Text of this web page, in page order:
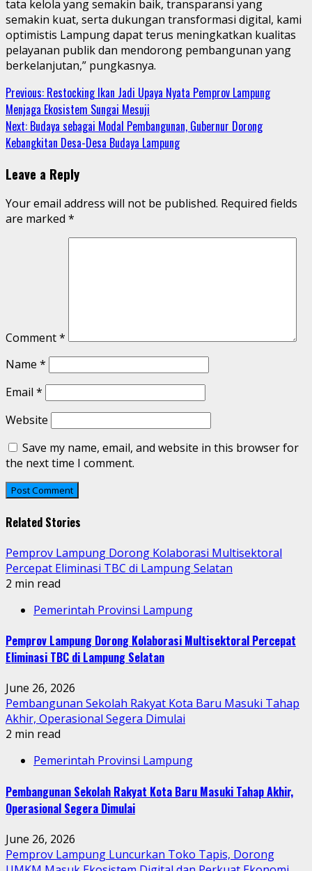
tata kelola yang semakin baik, transparansi yang
semakin kuat, serta dukungan transformasi digital, kami
optimistis Lampung dapat terus meningkatkan kualitas
pelayanan publik dan mendorong pembangunan yang
berkelanjutan,” pungkasnya.
Continue
Reading
Previous: Restocking Ikan Jadi Upaya Nyata Pemprov Lampung
Menjaga Ekosistem Sungai Mesuji
Next: Budaya sebagai Modal Pembangunan, Gubernur Dorong
Kebangkitan Desa-Desa Budaya Lampung
Leave a Reply
Your email address will not be published. Required fields
are marked *
Comment*
Name *
Email *
Website
Save my name, email, and website in this browser for
the next time I comment.
Related Stories
Pemprov Lampung Dorong Kolaborasi Multisektoral
Percepat Eliminasi TBC di Lampung Selatan
2 min read
Pemerintah Provinsi Lampung
Pemprov Lampung Dorong Kolaborasi Multisektoral Percepat
Eliminasi TBC di Lampung Selatan
June 26, 2026
Pembangunan Sekolah Rakyat Kota Baru Masuki Tahap
Akhir, Operasional Segera Dimulai
2 min read
Pemerintah Provinsi Lampung
Pembangunan Sekolah Rakyat Kota Baru Masuki Tahap Akhir,
Operasional Segera Dimulai
June 26, 2026
Pemprov Lampung Luncurkan Toko Tapis, Dorong